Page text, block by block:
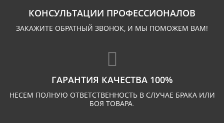
КОНСУЛЬТАЦИИ ПРОФЕССИОНАЛОВ
ЗАКАЖИТЕ ОБРАТНЫЙ ЗВОНОК, И МЫ ПОМОЖЕМ ВАМ!
ГАРАНТИЯ КАЧЕСТВА 100%
НЕСЕМ ПОЛНУЮ ОТВЕТСТВЕННОСТЬ В СЛУЧАЕ БРАКА ИЛИ
БОЯ ТОВАРА.